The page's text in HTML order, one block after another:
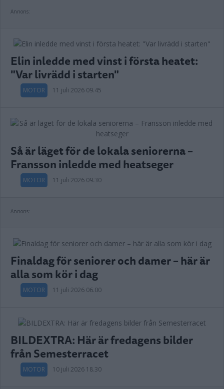
Annons:
Elin inledde med vinst i första heatet:
"Var livrädd i starten"
MOTOR 11 juli 2026 09.45
Så är läget för de lokala seniorerna –
Fransson inledde med heatseger
MOTOR 11 juli 2026 09.30
Annons:
Finaldag för seniorer och damer – här är
alla som kör i dag
MOTOR 11 juli 2026 06.00
BILDEXTRA: Här är fredagens bilder
från Semesterracet
MOTOR 10 juli 2026 18.30